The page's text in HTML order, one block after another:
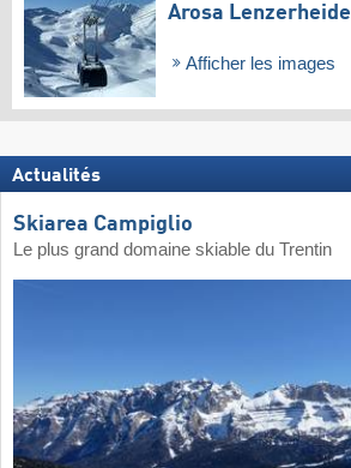
Arosa Lenzerheide
Afficher les images
Actualités
Skiarea Campiglio
Le plus grand domaine skiable du Trentin